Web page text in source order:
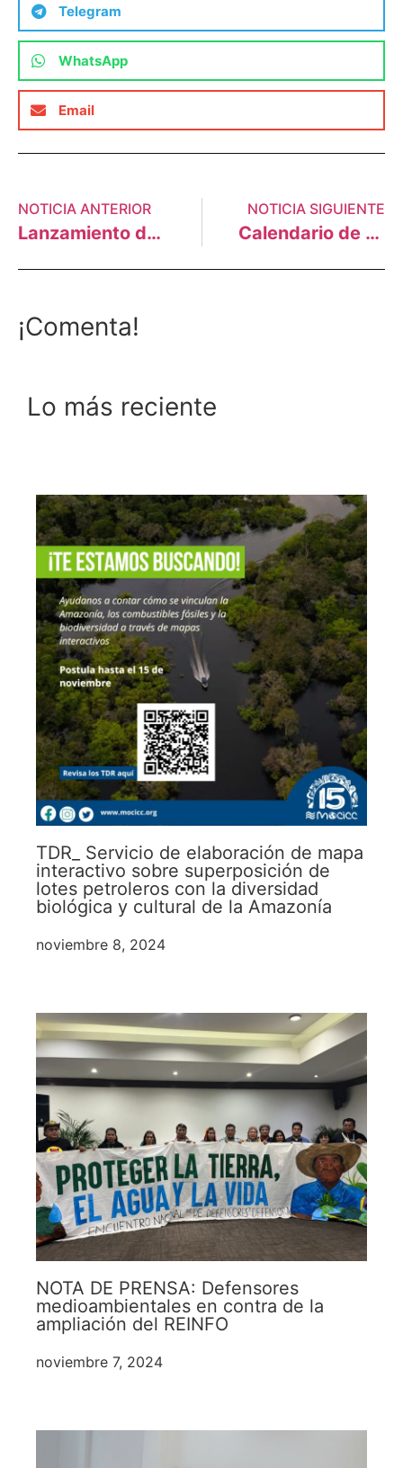
Telegram
WhatsApp
Email
NOTICIA ANTERIOR
Lanzamiento del Informe sobre Desarrollo Humano Perú 2013: Cambio Climático y territorio: Desafíos y respuestas para un futuro sostenible
NOTICIA SIGUIENTE
Calendario de eventos claves con miras a la COP20 – 2014
¡Comenta!
Lo más reciente
TDR_ Servicio de elaboración de mapa
interactivo sobre superposición de
lotes petroleros con la diversidad
biológica y cultural de la Amazonía
noviembre 8, 2024
NOTA DE PRENSA: Defensores
medioambientales en contra de la
ampliación del REINFO
noviembre 7, 2024